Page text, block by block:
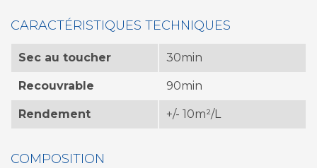
CARACTÉRISTIQUES TECHNIQUES
Sec au toucher 30min
Recouvrable 90min
Rendement +/- 10m²/L
COMPOSITION